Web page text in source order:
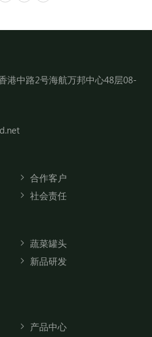
港中路2号海航万邦中心48层08-
合作客户
社会责任
蔬菜罐头
新品研发
产品中心